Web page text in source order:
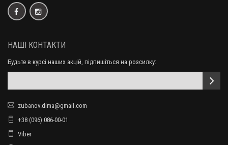
НАШІ КОНТАКТИ
Будьте в курсі наших акцій, підпишіться на розсилку:
zubanov.dima@gmail.com
+38 (096) 086-00-01
Viber